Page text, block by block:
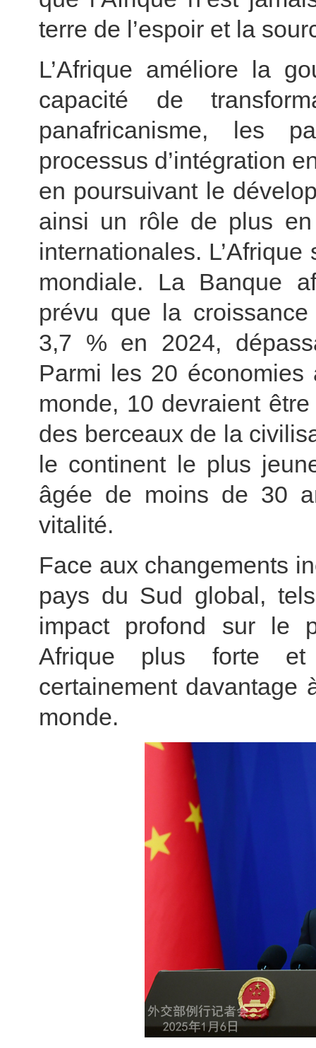
terre de l’espoir et la
L’Afrique améliore la
capacité de
panafricanisme, les
processus d’intégration
en poursuivant le
ainsi un rôle de plus
internationales.
mondiale. La Banque
prévu que la
3,7 % en 2024,
Parmi les 20
monde, 10 devraient être
des berceaux de la
le continent le plus
âgée de moins de 30
vitalité.
Face aux changements
pays du Sud global,
impact profond sur le
Afrique plus forte et
certainement davantage
monde.